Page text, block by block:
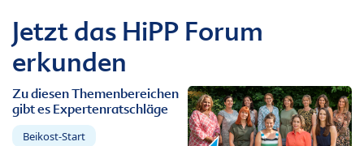
Jetzt das HiPP Forum
erkunden
Zu diesen Themenbereichen
gibt es Expertenratschläge
Beikost-Start